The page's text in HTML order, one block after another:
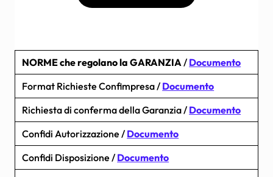
NORME che regolano la GARANZIA/Documento
Format Richieste Confimpresa /Documento
Richiesta di conferma della Garanzia /Documento
Confidi Autorizzazione /Documento
Confidi Disposizione /Documento